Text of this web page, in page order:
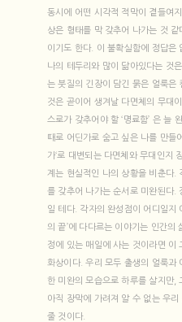
동시에 어떤 시각적 적막이 곁들여
상은 형태를 막 갖추어 나가는 것
이기도 한다. 이 불확실함에 정답은
나의 테두리와 많이 닮아있다는 것
는 붓질의 긴장이 담긴 묽은 얼룩은
것은 곧이어 생겨날 다면체의 무대
스로가 갖추어야 할 ‘명료함’ 은 늘
때로 어딘가로 숨고 싶은 나를 만들
가‘로 대변되는 다면체와 무대인지
계는 현실적인 나의 상황을 비춘다.
를 갖추어 나가는 순서로 미완된다.
일 테다. 각자의 완성점이 어디일지
의 끝’에 다다르는 이야기는 인간의
정에 있는 매일에 사는 것이라면 이
화상이다. 우리 모두 출생의 얼룩과
한 미완의 모습으로 하루를 살지만,
아직 장막에 가려져 알 수 없는 우
줄 것이다.